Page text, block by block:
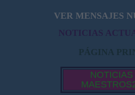
VER MENSAJES
NOTICIAS
PÁGINA
NOTICIAS